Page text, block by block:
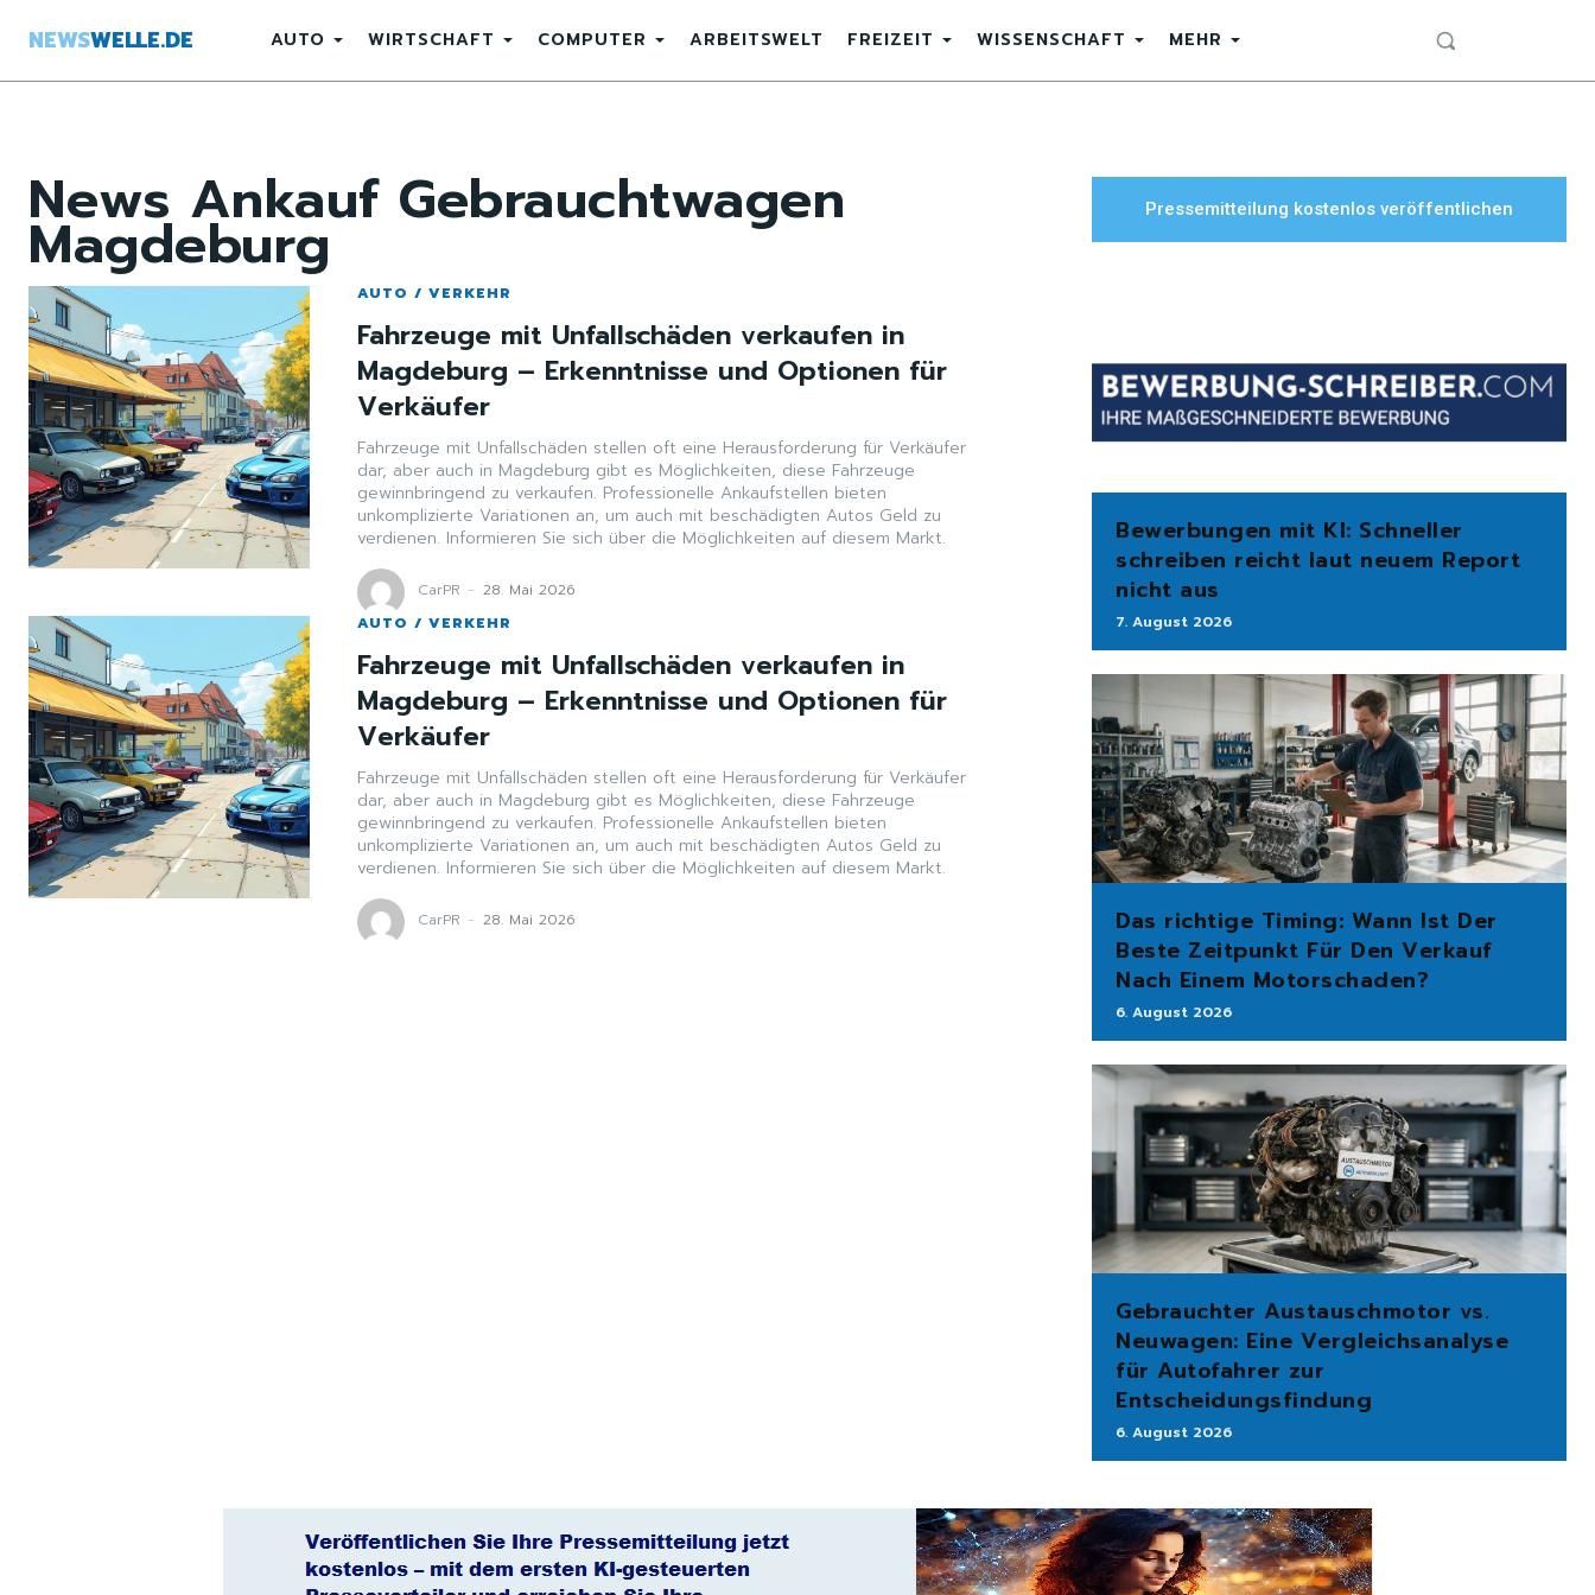
NEWSWELLE.DE AUTO WIRTSCHAFT COMPUTER ARBEITSWELT FREIZEIT WISSENSCHAFT MEHR
News Ankauf Gebrauchtwagen
Magdeburg
AUTO / VERKEHR
Fahrzeuge mit Unfallschäden verkaufen in
Magdeburg – Erkenntnisse und Optionen für
Verkäufer
Fahrzeuge mit Unfallschäden stellen oft eine Herausforderung für Verkäufer
dar, aber auch in Magdeburg gibt es Möglichkeiten, diese Fahrzeuge
gewinnbringend zu verkaufen. Professionelle Ankaufstellen bieten
unkomplizierte Variationen an, um auch mit beschädigten Autos Geld zu
verdienen. Informieren Sie sich über die Möglichkeiten auf diesem Markt.
CarPR - 28. Mai 2026
AUTO / VERKEHR
Fahrzeuge mit Unfallschäden verkaufen in
Magdeburg – Erkenntnisse und Optionen für
Verkäufer
Fahrzeuge mit Unfallschäden stellen oft eine Herausforderung für Verkäufer
dar, aber auch in Magdeburg gibt es Möglichkeiten, diese Fahrzeuge
gewinnbringend zu verkaufen. Professionelle Ankaufstellen bieten
unkomplizierte Variationen an, um auch mit beschädigten Autos Geld zu
verdienen. Informieren Sie sich über die Möglichkeiten auf diesem Markt.
CarPR - 28. Mai 2026
Pressemitteilung kostenlos veröffentlichen
Bewerbungen mit KI: Schneller
schreiben reicht laut neuem Report
nicht aus
7. August 2026
Das richtige Timing: Wann Ist Der
Beste Zeitpunkt Für Den Verkauf
Nach Einem Motorschaden?
6. August 2026
Gebrauchter Austauschmotor vs.
Neuwagen: Eine Vergleichsanalyse
für Autofahrer zur
Entscheidungsfindung
6. August 2026